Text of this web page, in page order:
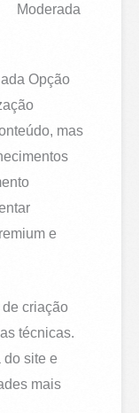
Moderada
Opção
mas
e
criação
técnicas.
do site e
mais